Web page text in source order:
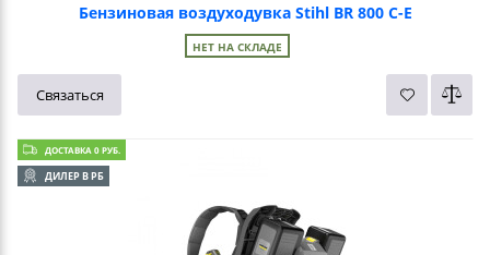
Бензиновая воздуходувка Stihl BR 800 C-E
НЕТ НА СКЛАДЕ
Связаться
ДОСТАВКА 0 РУБ.
ДИЛЕР В РБ